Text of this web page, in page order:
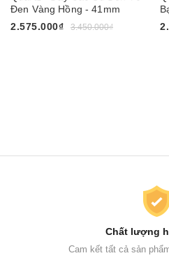
Đen Vàng Hồng - 41mm
2.575.000₫
3.450.000₫
Chất lượng
Cam kết tất cả sản